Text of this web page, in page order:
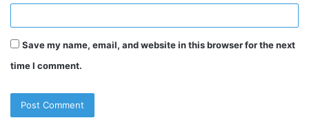
Save my name, email, and website in this browser for the next
time I comment.